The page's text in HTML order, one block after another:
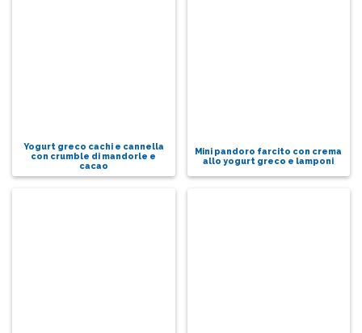
Yogurt greco cachi e cannella
con crumble di mandorle e
cacao
Mini pandoro farcito con crema
allo yogurt greco e lamponi